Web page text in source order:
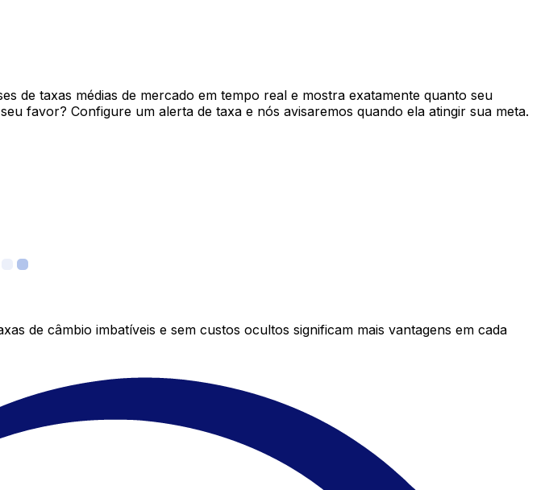
de taxas médias de mercado em tempo real e mostra exatamente quanto seu
favor? Configure um alerta de taxa e nós avisaremos quando ela atingir sua meta.
de câmbio imbatíveis e sem custos ocultos significam mais vantagens em cada